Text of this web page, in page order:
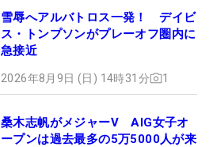
雪辱へアルバトロス一発！ デイビ
ス・トンプソンがプレーオフ圏内に
急接近
2026年8月9日 (日) 14時31分 1
桑木志帆がメジャーV AIG女子オ
ープンは過去最多の5万5000人が来